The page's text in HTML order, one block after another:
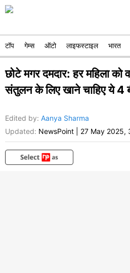
टॉप गेम्स ऑटो लाइफस्टाइल भारत
छोटे मगर दमदार: हर महिला को
संतुलन के लिए खाने चाहिए ये 4
Edited by: Aanya Sharma
Updated: NewsPoint 27 May 2025,